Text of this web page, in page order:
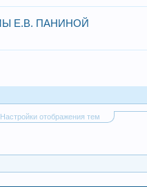
Е.В. ПАНИНОЙ
Настройки отображения тем